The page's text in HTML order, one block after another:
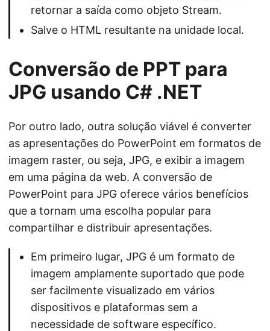
retornar a saída como objeto Stream.
Salve o HTML resultante na unidade local.
Conversão de PPT para
JPG usando C# .NET
Por outro lado, outra solução viável é converter
as apresentações do PowerPoint em formatos de
imagem raster, ou seja, JPG, e exibir a imagem
em uma página da web. A conversão de
PowerPoint para JPG oferece vários benefícios
que a tornam uma escolha popular para
compartilhar e distribuir apresentações.
Em primeiro lugar, JPG é um formato de
imagem amplamente suportado que pode
ser facilmente visualizado em vários
dispositivos e plataformas sem a
necessidade de software específico.